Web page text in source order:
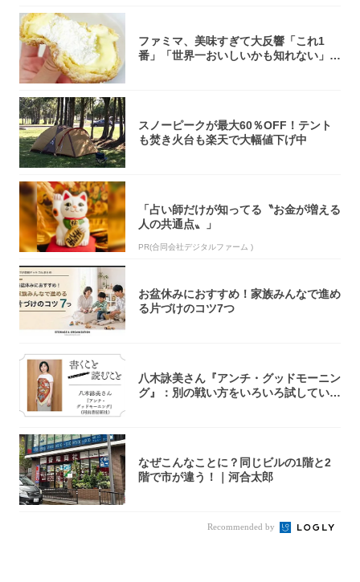
ファミマ、美味すぎて大反響「これ1
番」「世界一おいしいかも知れない」
スノーピークが最大60％OFF！テント
も焚き火台も楽天で大幅値下げ中
「占い師だけが知ってる〝お金が増える
人の共通点〟」
PR(合同会社デジタルファーム )
お盆休みにおすすめ！家族みんなで進め
る片づけのコツ7つ
八木詠美さん『アンチ・グッドモーニン
グ』：別の戦い方をいろいろ試している
なぜこんなことに？同じビルの1階と2
階で市が違う！｜河合太郎
Recommended by